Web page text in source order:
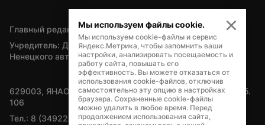
Главный редактор — А.Л. Поздеев
Учредитель: Департамент внутренней политики Ямало-
Ненецкого автономного округа
629003, ЯНАО, Салехард, мкр. Богдана Кнунянца, д.1, каб.
106
Тел.: 8 (34922) 71262
Мы используем файлы cookie.
Мы используем cookie-файлы и сервис
Яндекс.Метрика, чтобы запомнить ваши
настройки, анализировать посещаемость и
работу сайта, повышать его
эффективность. Вы можете отказаться от
использования cookie-файлов, отключив
самостоятельно эту опцию в настройках
браузера. Сохраненные cookie-файлы
можно удалить в любое время. Перед
продолжением использования сайта,